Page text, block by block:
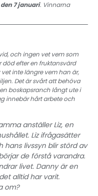
7 januari. Vinnarna
och ingen vet vem som
död efter en fruktansvärd
inte längre vem han är,
Det är svårt att behöva
boskapsranch långt ute i
innebär hårt arbete och
anställer Liz, en
Liz ifrågasätter
hans livssyn blir störd av
de förstå varandra.
livet. Danny är en
alltid har varit.
om?